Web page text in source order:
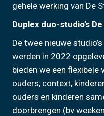
gehele werking van De
Duplex duo-studio’s
De twee nieuwe
werden in 2022
bieden we een
ouders, context,
ouders en kinderen
doorbrengen (bv